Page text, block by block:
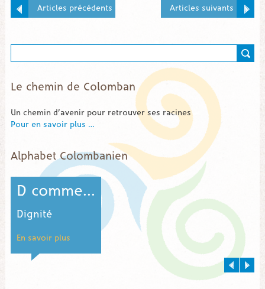
Articles suivants
Articles précédents
Le chemin de Colomban
Un chemin d’avenir pour retrouver ses racines
Pour en savoir plus …
Alphabet Colombanien
M comme...
Mission Columban Fathers / Columban Sisters
En savoir plus